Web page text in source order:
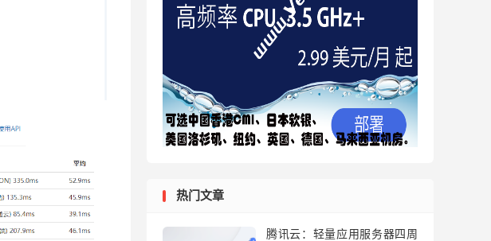
热门文章
腾讯云：轻量应用服务器四周